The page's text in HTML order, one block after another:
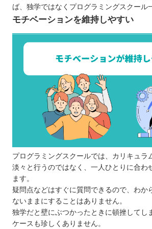
ば、独学ではなくプログラミングスクール
モチベーションを維持しやすい
プログラミングスクールでは、カリキュラ
淡々と行うのではなく、一人ひとりに合わ
ます。
疑問点などはすぐに質問できるので、わか
ないままにすることはありません。
独学だと壁にぶつかったときに頓挫してし
ケースも珍しくありません。